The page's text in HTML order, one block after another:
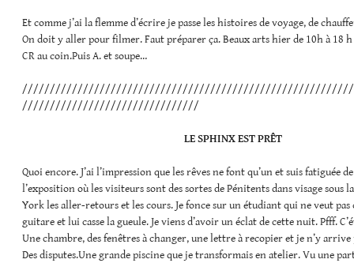
Et comme j’ai la flemme d’écrire je passe les histoires de voyage, de
On doit y aller pour filmer. Faut préparer ça. Beaux arts hier de 10h à 18 h
CR au coin.Puis A. et soupe…
////////////////////////////////
LE SPHINX EST PRÊT
Quoi encore. J’ai l’impression que les rêves ne font qu’un et suis fatiguée
l’exposition où les visiteurs sont des sortes de Pénitents dans visage sous
York les aller-retours et les cours. Je fonce sur un étudiant qui ne veut pas
guitare et lui casse la gueule. Je viens d’avoir un éclat de cette nuit. Pfff.
Une chambre, des fenêtres à changer, une lettre à recopier et je n’y
Des disputes.Une grande piscine que je transformais en atelier. Vu une